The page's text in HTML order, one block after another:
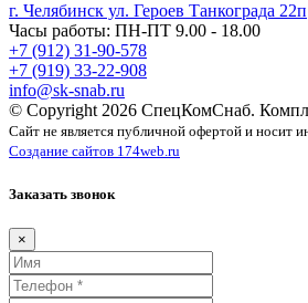
г. Челябинск ул. Героев Танкограда 22п
Часы работы: ПН-ПТ 9.00 - 18.00
+7 (912) 31-90-578
+7 (919) 33-22-908
info@sk-snab.ru
© Copyright 2026 СпецКомСнаб.
Сайт не является публичной офертой и
Создание сайтов 174web.ru
Заказать звонок
×